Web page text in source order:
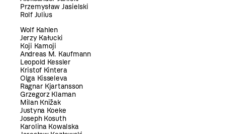
Przemysław Jasielski
Rolf Julius
Wolf Kahlen
Jerzy Kałucki
Koji Kamoji
Andreas M. Kaufmann
Leopold Kessler
Kristof Kintera
Olga Kisseleva
Ragnar Kjartansson
Grzegorz Klaman
Milan Knižak
Justyna Koeke
Joseph Kosuth
Karolina Kowalska